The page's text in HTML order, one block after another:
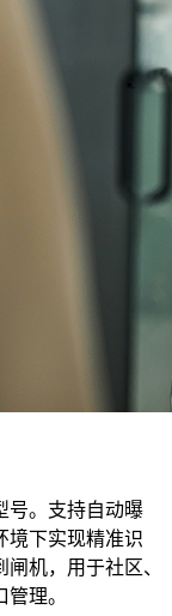
号。支持自动曝
境下实现精准识
机，用于社区、
理。